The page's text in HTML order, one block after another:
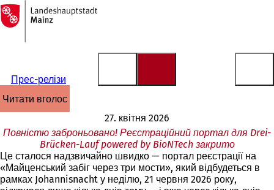
Перейти до змісту
На
головну
сторінку
Прес-релізи
читати вголос
27. квітня 2026
Повністю заброньовано! Реєстраційний портал для Drei-
Brücken-Lauf powered by BioNTech закрито
Це сталося надзвичайно швидко — портал реєстрації на
«Майценський забіг через три мости», який відбудеться в
рамках Johannisnacht у неділю, 21 червня 2026 року,